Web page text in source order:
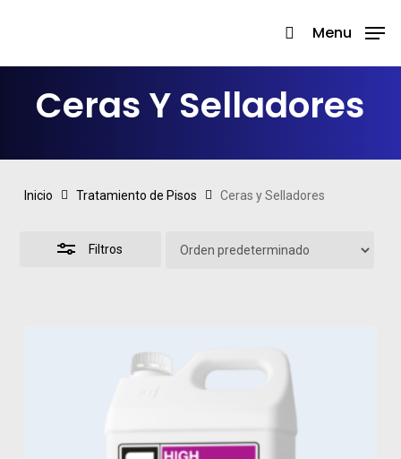
main
content
search
Menu
Ceras Y Selladores
Inicio Tratamiento de Pisos Ceras y Selladores
Filtros
Close
Filters